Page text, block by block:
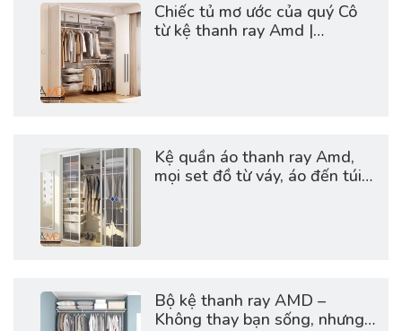
Chiếc tủ mơ ước của quý Cô
từ kệ thanh ray Amd |
Kệ quần áo thanh ray Amd,
mọi set đồ từ váy, áo đến túi
Bộ kệ thanh ray AMD –
Không thay bạn sống, nhưng